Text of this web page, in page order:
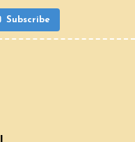
Subscribe